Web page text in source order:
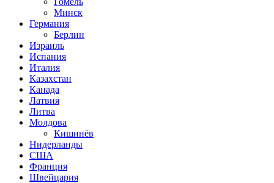
Минск
Германия
Берлин
Израиль
Испания
Италия
Казахстан
Канада
Латвия
Литва
Молдова
Кишинёв
Нидерланды
США
Франция
Швейцария